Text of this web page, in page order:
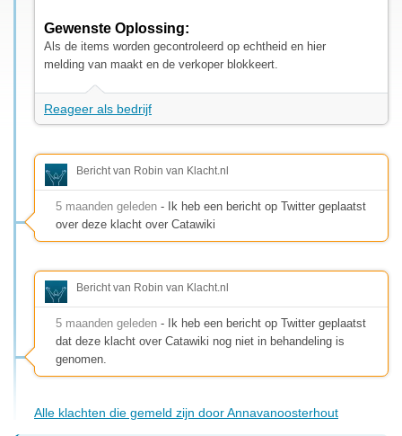
Gewenste Oplossing:
Als de items worden gecontroleerd op echtheid en hier
melding van maakt en de verkoper blokkeert.
Reageer als bedrijf
Bericht van Robin van Klacht.nl
5 maanden geleden - Ik heb een bericht op Twitter geplaatst
over deze klacht over Catawiki
Bericht van Robin van Klacht.nl
5 maanden geleden - Ik heb een bericht op Twitter geplaatst
dat deze klacht over Catawiki nog niet in behandeling is
genomen.
Alle klachten die gemeld zijn door Annavanoosterhout